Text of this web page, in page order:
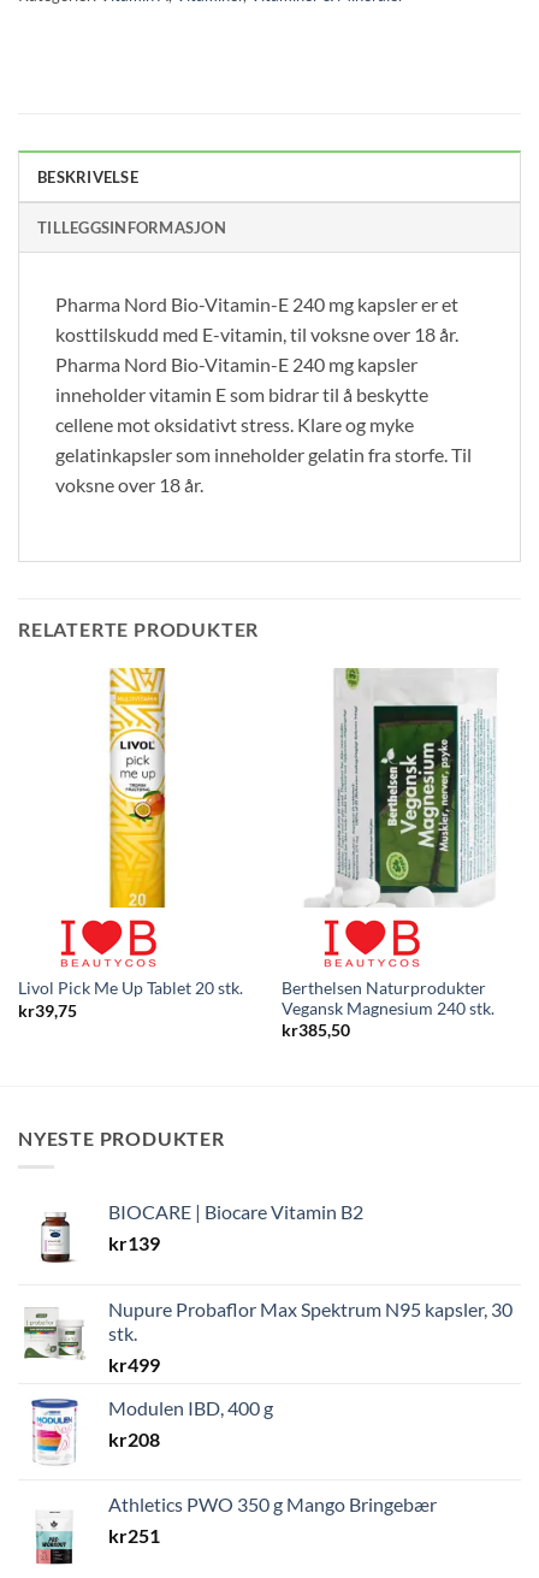
BESKRIVELSE
TILLEGGSINFORMASJON
Pharma Nord Bio-Vitamin-E 240 mg kapsler er et
kosttilskudd med E-vitamin, til voksne over 18 år.
Pharma Nord Bio-Vitamin-E 240 mg kapsler
inneholder vitamin E som bidrar til å beskytte
cellene mot oksidativt stress. Klare og myke
gelatinkapsler som inneholder gelatin fra storfe. Til
voksne over 18 år.
RELATERTE PRODUKTER
Livol Pick Me Up Tablet 20 stk.
kr39,75
Berthelsen Naturprodukter
Vegansk Magnesium 240 stk.
kr385,50
NYESTE PRODUKTER
BIOCARE | Biocare Vitamin B2
kr139
Nupure Probaflor Max Spektrum N95 kapsler, 30
stk.
kr499
Modulen IBD, 400 g
kr208
Athletics PWO 350 g Mango Bringebær
kr251